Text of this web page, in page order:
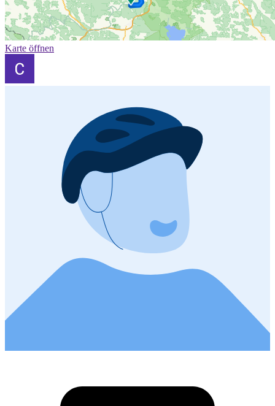
Karte öffnen